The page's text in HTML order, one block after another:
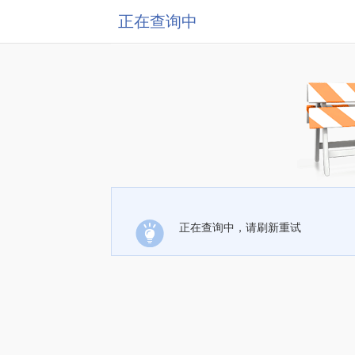
正在查询中
正在查询中，请刷新重试